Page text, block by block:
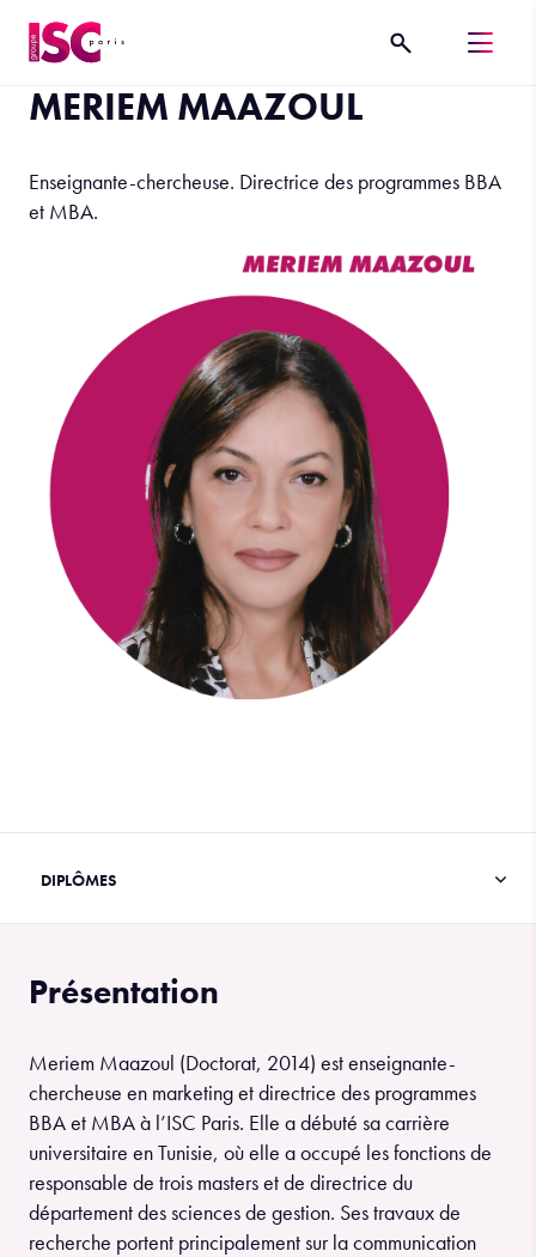
MERIEM MAAZOUL
Enseignante-chercheuse. Directrice des programmes BBA
et MBA.
Présentation
Meriem Maazoul (Doctorat, 2014) est enseignante-
chercheuse en marketing et directrice des programmes
BBA et MBA à l’ISC Paris. Elle a débuté sa carrière
universitaire en Tunisie, où elle a occupé les fonctions de
responsable de trois masters et de directrice du
département des sciences de gestion. Ses travaux de
recherche portent principalement sur la communication